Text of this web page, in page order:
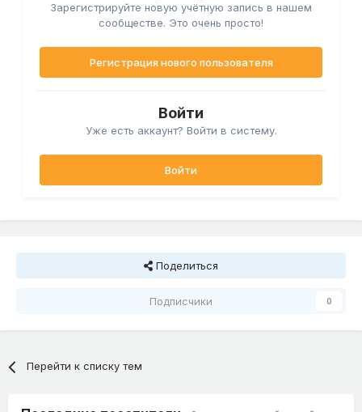
Зарегистрируйте новую учётную запись в нашем
сообществе. Это очень просто!
Регистрация нового пользователя
Войти
Уже есть аккаунт? Войти в систему.
Войти
Поделиться
Подписчики 0
Перейти к списку тем